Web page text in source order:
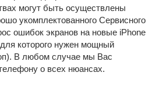
Контакты
и адреса
могут быть осуществлены
укомплектованного Сервисного
ошибок экранов на новые iPhone
которого нужен мощный
В любом случае мы Вас
о всех нюансах.